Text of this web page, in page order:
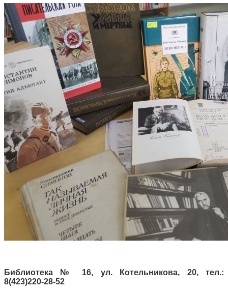
Библиотека № 16, ул. Котельникова, 20, тел.:
8(423)220-28-52